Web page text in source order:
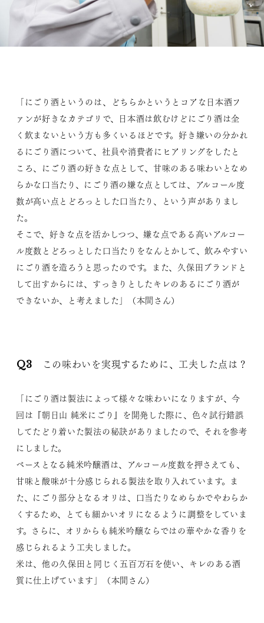
「にごり酒というのは、どちらかというとコアな日本酒フ
ァンが好きなカテゴリで、日本酒は飲むけどにごり酒は全
く飲まないという方も多くいるほどです。好き嫌いの分かれ
るにごり酒について、社員や消費者にヒアリングをしたと
ころ、にごり酒の好きな点として、甘味のある味わいとなめ
らかな口当たり、にごり酒の嫌な点としては、アルコール度
数が高い点とどろっとした口当たり、という声がありまし
た。
そこで、好きな点を活かしつつ、嫌な点である高いアルコー
ル度数とどろっとした口当たりをなんとかして、飲みやすい
にごり酒を造ろうと思ったのです。また、久保田ブランドと
して出すからには、すっきりとしたキレのあるにごり酒が
できないか、と考えました」（本間さん）
Q3 この味わいを実現するために、工夫した点は？
「にごり酒は製法によって様々な味わいになりますが、今
回は『朝日山 純米にごり』を開発した際に、色々試行錯誤
してたどり着いた製法の秘訣がありましたので、それを参考
にしました。
ベースとなる純米吟醸酒は、アルコール度数を押さえても、
甘味と酸味が十分感じられる製法を取り入れています。ま
た、にごり部分となるオリは、口当たりなめらかでやわらか
くするため、とても細かいオリになるように調整をしていま
す。さらに、オリからも純米吟醸ならではの華やかな香りを
感じられるよう工夫しました。
米は、他の久保田と同じく五百万石を使い、キレのある酒
質に仕上げています」（本間さん）